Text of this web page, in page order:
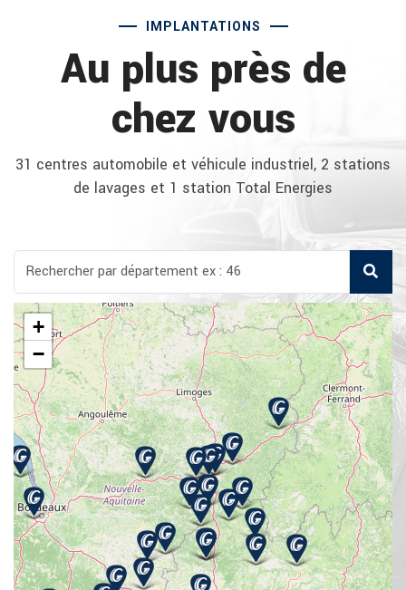
IMPLANTATIONS
Au plus près de
chez vous
31 centres automobile et véhicule industriel, 2 stations
de lavages et 1 station Total Energies
+
−